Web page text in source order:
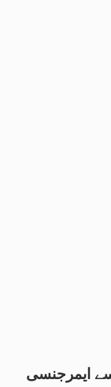
ایمرجنسی